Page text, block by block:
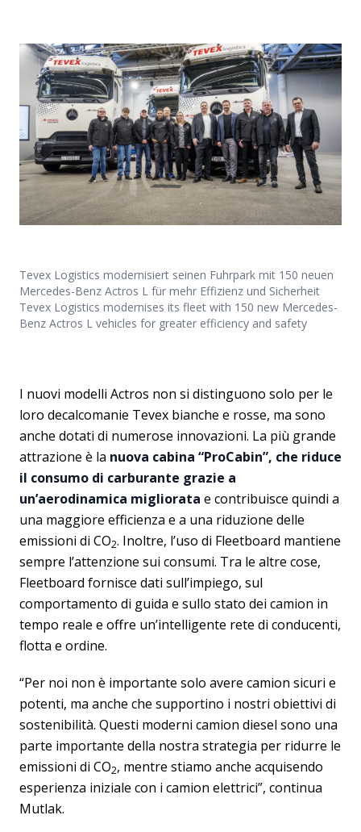
Tevex Logistics modernisiert seinen Fuhrpark mit 150 neuen
Mercedes-Benz Actros L für mehr Effizienz und Sicherheit
Tevex Logistics modernises its fleet with 150 new Mercedes-
Benz Actros L vehicles for greater efficiency and safety
I nuovi modelli Actros non si distinguono solo per le
loro decalcomanie Tevex bianche e rosse, ma sono
anche dotati di numerose innovazioni. La più grande
attrazione è la nuova cabina “ProCabin”, che riduce
il consumo di carburante grazie a
un’aerodinamica migliorata e contribuisce quindi a
una maggiore efficienza e a una riduzione delle
emissioni di CO2. Inoltre, l’uso di Fleetboard mantiene
sempre l’attenzione sui consumi. Tra le altre cose,
Fleetboard fornisce dati sull’impiego, sul
comportamento di guida e sullo stato dei camion in
tempo reale e offre un’intelligente rete di conducenti,
flotta e ordine.
“Per noi non è importante solo avere camion sicuri e
potenti, ma anche che supportino i nostri obiettivi di
sostenibilità. Questi moderni camion diesel sono una
parte importante della nostra strategia per ridurre le
emissioni di CO2, mentre stiamo anche acquisendo
esperienza iniziale con i camion elettrici”, continua
Mutlak.